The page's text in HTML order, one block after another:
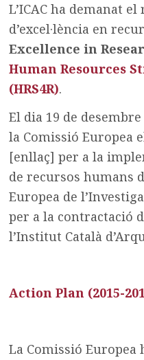
L’ICAC ha demanat
d’excel·lència en
Excellence in
Human Resources
(HRS4R).
El dia 19 de
la Comissió Europea
[enllaç] per a la
de recursos humans
Europea de
per a la contractació
l’Institut Català
Action Plan (2015-
La Comissió Europea